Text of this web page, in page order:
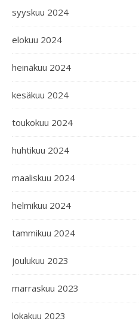
syyskuu 2024
elokuu 2024
heinäkuu 2024
kesäkuu 2024
toukokuu 2024
huhtikuu 2024
maaliskuu 2024
helmikuu 2024
tammikuu 2024
joulukuu 2023
marraskuu 2023
lokakuu 2023